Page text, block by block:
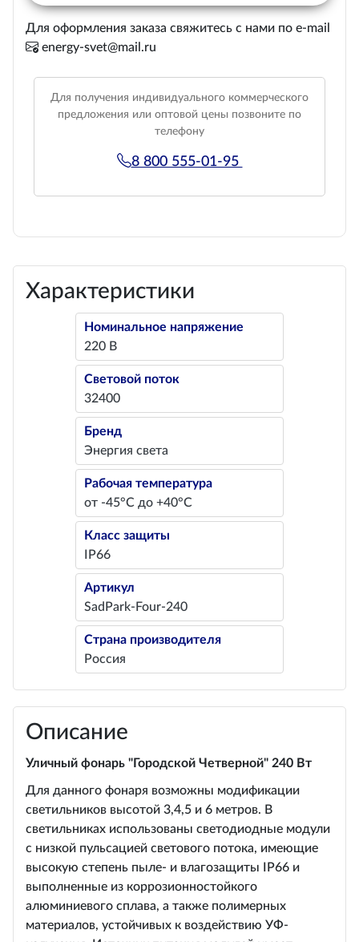
Для оформления заказа свяжитесь с нами по e-mail
energy-svet@mail.ru
Для получения индивидуального коммерческого
предложения или оптовой цены позвоните по
телефону
8 800 555-01-95
Характеристики
Номинальное напряжение
220 В
Световой поток
32400
Бренд
Энергия света
Рабочая температура
от -45°С до +40°С
Класс защиты
IP66
Артикул
SadPark-Four-240
Страна производителя
Россия
Описание
Уличный фонарь "Городской Четверной" 240 Вт
Для данного фонаря возможны модификации
светильников высотой 3,4,5 и 6 метров. В
светильниках использованы светодиодные модули
с низкой пульсацией светового потока, имеющие
высокую степень пыле- и влагозащиты IP66 и
выполненные из коррозионностойкого
алюминиевого сплава, а также полимерных
материалов, устойчивых к воздействию УФ-